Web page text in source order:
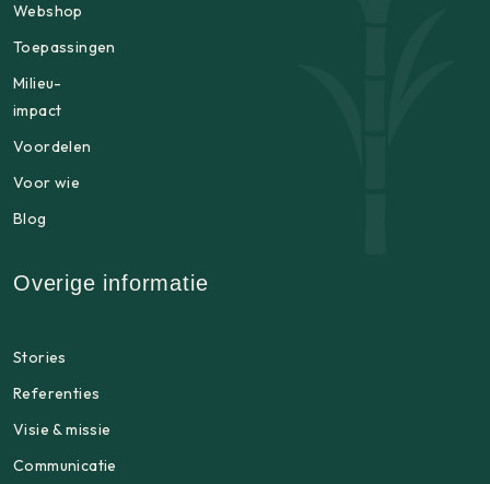
Webshop
Toepassingen
Milieu-
impact
Voordelen
Voor wie
Blog
Overige informatie
Stories
Referenties
Visie & missie
Communicatie